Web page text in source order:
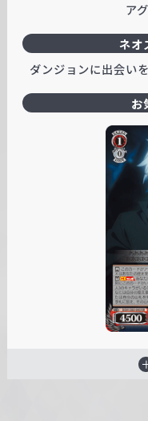
ア
ネオ
ダンジョンに出会い
お